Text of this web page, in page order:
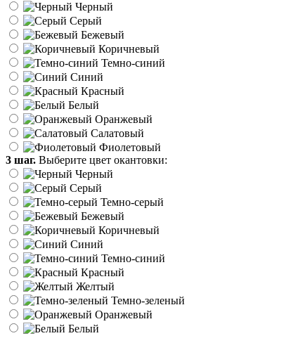
Черный
Серый
Бежевый
Коричневый
Темно-синий
Синий
Красный
Белый
Оранжевый
Салатовый
Фиолетовый
3 шаг. Выберите цвет окантовки:
Черный
Серый
Темно-серый
Бежевый
Коричневый
Синий
Темно-синий
Красный
Желтый
Темно-зеленый
Оранжевый
Белый